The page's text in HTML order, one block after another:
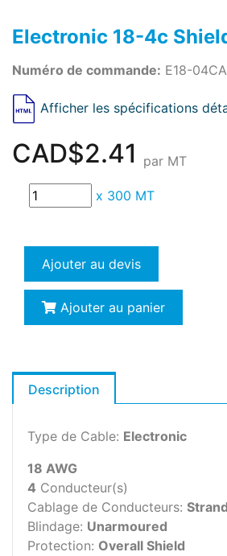
Electronic 18-4c
Numéro de commande: E18-
Afficher les spécifications
CAD$2.41 par MT
x 300 MT
Ajouter au devis
Ajouter au panier
Description
Type de Cable: Electronic
18 AWG
4 Conducteur(s)
Cablage de Conducteurs:
Blindage: Unarmoured
Protection: Overall Shield